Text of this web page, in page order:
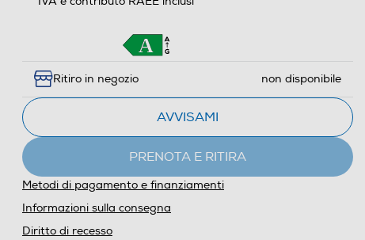
Ritiro in negozio non disponibile
AVVISAMI
PRENOTA E RITIRA
Metodi di pagamento e finanziamenti
Informazioni sulla consegna
Diritto di recesso